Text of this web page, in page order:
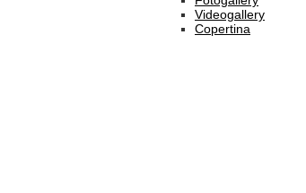
Videogallery
Copertina